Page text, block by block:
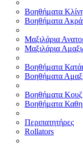
Βοηθήματα
Βοηθήματα
Μαξιλάρια
Μαξιλάρια
Βοηθήματα
Βοηθήματα
Βοηθήματα
Βοηθήματα
Περιπατητήρες
Rollators